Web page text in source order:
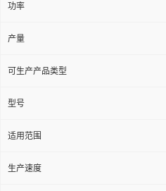
功率
产量
可生产产品类型
型号
适用范围
生产速度